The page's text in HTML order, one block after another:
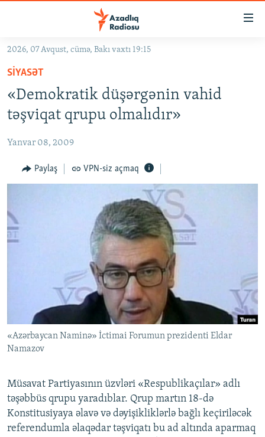
Əsas
qayıt
Əsas
naviqasiyaya
qayıt
GÜNDƏM
#ƏSLINDƏ
FƏRQƏ BAX
QANUNI DOĞRU
MULTIMEDIA
KARIKATURA
RADIO ARXIV
AZƏRBAYCAN ƏDƏBIYYATI KITABXANASI
İSLAM VƏ DEMOKRATIYA
İZ - MƏDƏNIYYƏT PROQRAMI
PEŞƏ ETIKASI VƏ JURNALISTIKA STANDARTLARIMIZ
MATERIALLARIMIZDAN ISTIFADƏ
AZADLIQRADIOSU MOBIL TELEFONUNUZDA
XƏBƏR BÜLLETENLƏRIMIZ
RFE/RL-in bütün saytları
2026, 07 Avqust, cümə, Bakı vaxtı 19:15
SIYASƏT
«Demokratik düşərgənin vahid
təşviqat qrupu olmalıdır»
Yanvar 08, 2009
Paylaş VPN-siz açmaq
«Azərbaycan Naminə» İctimai Forumun prezidenti Eldar
Namazov
Müsavat Partiyasının üzvləri «Respublikaçılar» adlı
təşəbbüs qrupu yaradıblar. Qrup martın 18-də
Konstitusiyaya əlavə və dəyişikliklərlə bağlı keçiriləcək
referendumla əlaqədar təşviqatı bu ad altında aparmaq